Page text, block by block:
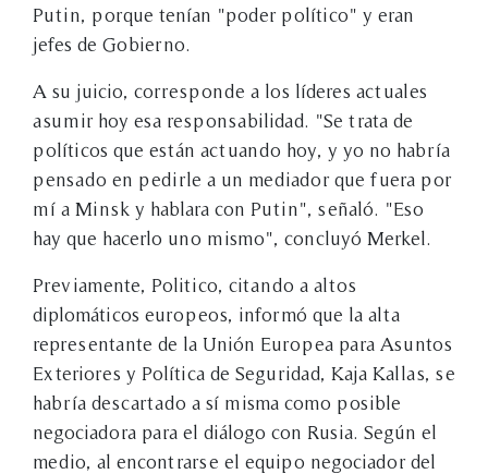
Putin, porque tenían "poder político" y eran
jefes de Gobierno.
A su juicio, corresponde a los líderes actuales
asumir hoy esa responsabilidad. "Se trata de
políticos que están actuando hoy, y yo no habría
pensado en pedirle a un mediador que fuera por
mí a Minsk y hablara con Putin", señaló. "Eso
hay que hacerlo uno mismo", concluyó Merkel.
Previamente, Politico, citando a altos
diplomáticos europeos, informó que la alta
representante de la Unión Europea para Asuntos
Exteriores y Política de Seguridad, Kaja Kallas, se
habría descartado a sí misma como posible
negociadora para el diálogo con Rusia. Según el
medio, al encontrarse el equipo negociador del